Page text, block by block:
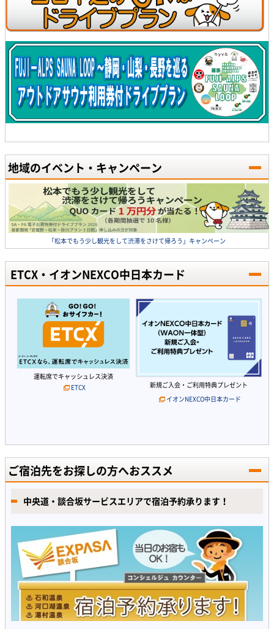
地域のイベント・キャンペーン
「松本でもう少し観光をして渋滞をさけて帰ろう」キャンペーン
ETCX・イオンNEXCO中日本カード
運転席でキャッシュレス決済
ETCX
新規ご入会・ご利用特典プレゼント
イオンNEXCO中日本カード
ご宿泊先をお探しの方へおススメ
中央道・談合坂サービスエリアで宿泊予約承ります！